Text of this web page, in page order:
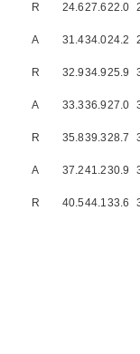
R 24.627.622.0
A 31.434.024.2
R 32.934.925.9
A 33.336.927.0
R 35.839.328.7
A 37.241.230.9
R 40.544.133.6